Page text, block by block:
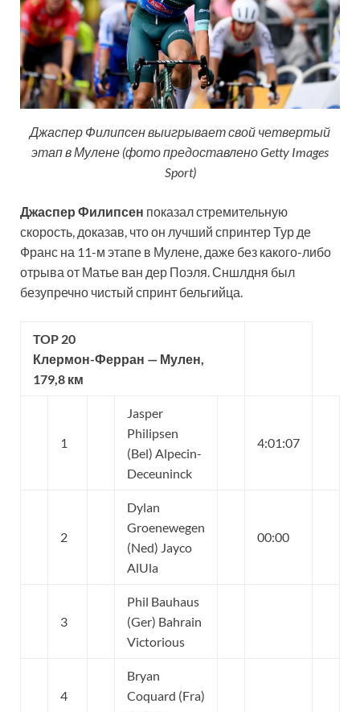
Джаспер Филипсен выигрывает свой четвертый
этап в Мулене (фото предоставлено Getty Images
Sport)
Джаспер Филипсен показал стремительную
скорость, доказав, что он лучший спринтер Тур де
Франс на 11-м этапе в Мулене, даже без какого-либо
отрыва от Матье ван дер Поэля. Сншлдня был
безупречно чистый спринт бельгийца.
TOP 20
Клермон-Ферран — Мулен,
179,8 км
1
Jasper
Philipsen
(Bel) Alpecin-
Deceuninck
4:01:07
2
Dylan
Groenewegen
(Ned) Jayco
AlUla
00:00
3
Phil Bauhaus
(Ger) Bahrain
Victorious
4
Bryan
Coquard (Fra)